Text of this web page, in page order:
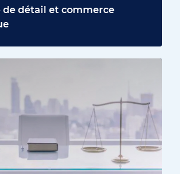
de détail et commerce